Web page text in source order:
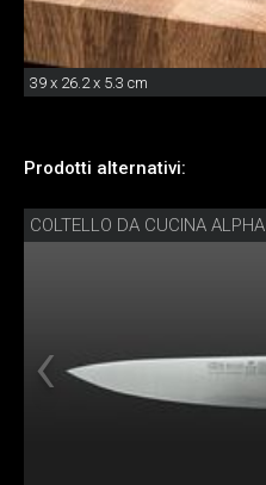
39 x 26.2 x 5.3 cm
Prodotti alternativi:
COLTELLO DA CUCINA ALPHA